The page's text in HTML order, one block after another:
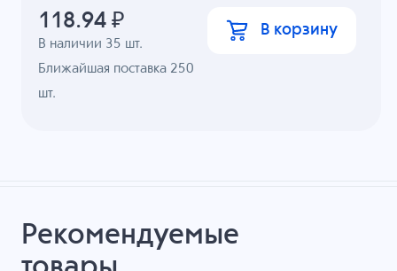
В наличии 35 шт.
Ближайшая поставка 250
шт.
118.94 ₽ В корзину
Рекомендуемые